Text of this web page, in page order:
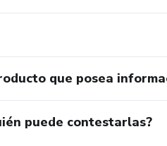
que posea
puede contestarlas?